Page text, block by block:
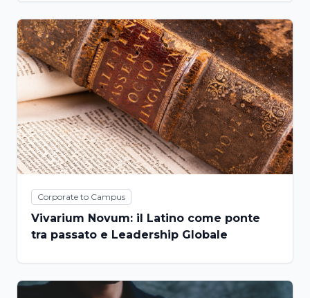
Corporate to Campus
Vivarium Novum: il Latino come ponte
tra passato e Leadership Globale